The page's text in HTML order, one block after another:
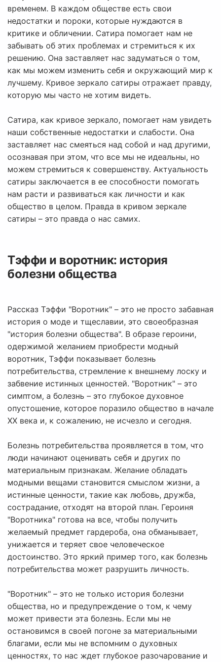
временем. В каждом обществе есть свои
недостатки и пороки, которые нуждаются в
критике и обличении. Сатира помогает нам не
забывать об этих проблемах и стремиться к их
решению. Она заставляет нас задуматься о том,
как мы можем изменить себя и окружающий мир к
лучшему. Кривое зеркало сатиры отражает правду,
которую мы часто не хотим видеть.
Сатира, как кривое зеркало, помогает нам увидеть
наши собственные недостатки и слабости. Она
заставляет нас смеяться над собой и над другими,
осознавая при этом, что все мы не идеальны, но
можем стремиться к совершенству. Актуальность
сатиры заключается в ее способности помогать
нам расти и развиваться как личности и как
общество в целом. Правда в кривом зеркале
сатиры – это правда о нас самих.
Тэффи и воротник: история
болезни общества
Рассказ Тэффи "Воротник" – это не просто забавная
история о моде и тщеславии, это своеобразная
"история болезни общества". В образе героини,
одержимой желанием приобрести модный
воротник, Тэффи показывает болезнь
потребительства, стремление к внешнему лоску и
забвение истинных ценностей. "Воротник" – это
симптом, а болезнь – это глубокое духовное
опустошение, которое поразило общество в начале
XX века и, к сожалению, не исчезло и сегодня.
Болезнь потребительства проявляется в том, что
люди начинают оценивать себя и других по
материальным признакам. Желание обладать
модными вещами становится смыслом жизни, а
истинные ценности, такие как любовь, дружба,
сострадание, отходят на второй план. Героиня
"Воротника" готова на все, чтобы получить
желаемый предмет гардероба, она обманывает,
унижается и теряет свое человеческое
достоинство. Это яркий пример того, как болезнь
потребительства может разрушить личность.
"Воротник" – это не только история болезни
общества, но и предупреждение о том, к чему
может привести эта болезнь. Если мы не
остановимся в своей погоне за материальными
благами, если мы не вспомним о духовных
ценностях, то нас ждет глубокое разочарование и